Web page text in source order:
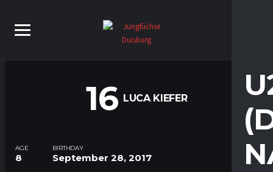
16 LUCA KIEFER
AGE
8
BIRTHDAY
September 28, 2017